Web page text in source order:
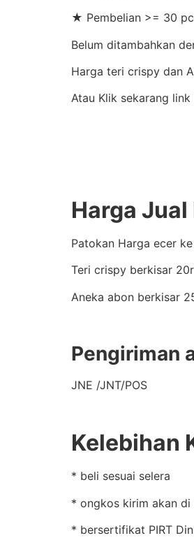
★ Pembelian >= 30
Belum ditambahkan
Harga teri crispy dan
Atau Klik sekarang
Harga Jual
Patokan Harga ecer
Teri crispy berkisar
Aneka abon berkisar
Pengiriman
JNE /JNT/POS
Kelebihan
* beli sesuai selera
* ongkos kirim akan
* bersertifikat PIRT